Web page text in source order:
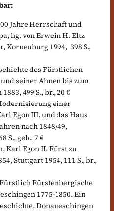
Jahre Herrschaft und
hg. von Erwein H. Eltz
Korneuburg 1994, 398 S.,
des Fürstlichen
seiner Ahnen bis zum
499 S., br., 20 €
einer
Egon III. und das Haus
nach 1848/49,
S., geb., 7 €
Karl Egon II. Fürst zu
Stuttgart 1954, 111 S., br.,
Fürstenbergische
1775-1850. Ein
Donaueschingen